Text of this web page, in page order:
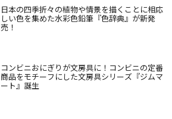
日本の四季折々の植物や情景を描くことに相応
しい色を集めた水彩色鉛筆『色辞典』が新発
売！
コンビニおにぎりが文房具に！コンビニの定番
商品をモチーフにした文房具シリーズ『ジムマ
ート』誕生